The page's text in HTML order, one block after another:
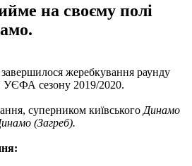
на своєму полі
жеребкування раунду
УЄФА сезону 2019/2020.
суперником київського Динамо
(Загреб).